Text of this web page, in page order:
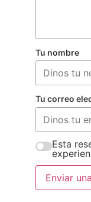
Tu nombre
Tu correo
Esta
Enviar